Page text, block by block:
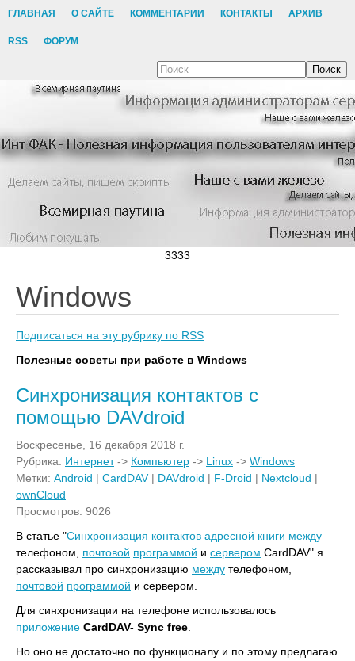
ГЛАВНАЯ О САЙТЕ КОММЕНТАРИИ КОНТАКТЫ АРХИВ
RSS ФОРУМ
Поиск
3333
Windows
Подписаться на эту рубрику по RSS
Полезные советы при работе в Windows
Синхронизация контактов с
помощью DAVdroid
Воскресенье, 16 декабря 2018 г.
Рубрика: Интернет-> Компьютер -> Linux -> Windows
Метки: Android | CardDAV| DAVdroid | F-Droid | Nextcloud |
ownCloud
Просмотров: 9026
В статье "Синхронизация контактов адресной книги между
телефоном, почтовой программой и сервером CardDAV" я
рассказывал про синхронизацию между телефоном,
почтовой программой и сервером.
Для синхронизации на телефоне использовалось
приложение CardDAV- Sync free
Но оно не достаточно по функционалу и по этому предлагаю